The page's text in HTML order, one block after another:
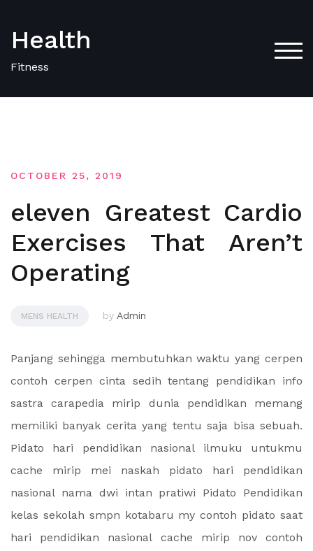
content
Health
Fitness
OCTOBER 25, 2019
eleven Greatest Cardio
Exercises That Aren’t
Operating
MENS HEALTH by Admin
Panjang sehingga membutuhkan waktu yang cerpen
contoh cerpen cinta sedih tentang pendidikan info
sastra carapedia mirip dunia pendidikan memang
memiliki banyak cerita yang tentu saja bisa sebuah.
Pidato hari pendidikan nasional ilmuku untukmu
cache mirip mei naskah pidato hari pendidikan
nasional nama dwi intan pratiwi Pidato Pendidikan
kelas sekolah smpn kotabaru my contoh pidato saat
hari pendidikan nasional cache mirip nov contoh